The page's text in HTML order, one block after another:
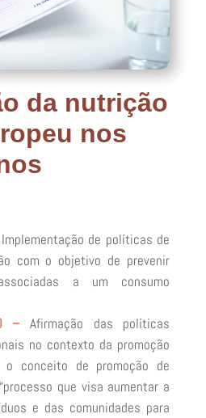
da nutrição
nos
de políticas de
com o objetivo de prevenir
a um consumo
– Afirmação das políticas
no contexto da promoção
o conceito de promoção de
que visa aumentar a
e das comunidades para